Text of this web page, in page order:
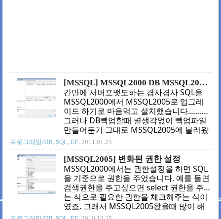
[MSSQL] MSSQL2000 DB MSSQL2005로 옴기기 (2008도 같은 방법으로)
간만에 서버포맷도하는 겸사겸사 SQL을
MSSQL2000에서 MSSQL2005로 업그레
이드 하기로 마음먹고 설치했습니다.......
그러나 DB빽업할때 별생각없이 빽업파일
만들어둔거 그대로 MSSQL2005에 불러왔
더니 인식을 못해서 다시 2000깔고 빽업파
일 풀어서 봤더니 여러DB중 하나만 빽업되
있다는 사실을 알고(어쩐지 용량이 작다했
다;;;) 경악을 금치못하고 하드복구프로그
램을 돌려 MSSQL2000폴더자체를 복구시
키는 헤프닝이 발생했습니다-_-; 2000과
2005를 4~5번은 설치했습니다-_-;;;; 어찌
됬건 복구해봅시다. 1. DB의 데이터가 들어
있는 폴더는 MSSQL2000은 설치폴더안에
프로그래밍/DB, SQL, EF 2011.01.25
[MSSQL2005] 변화된 권한 설정
MSSQL2000에서는 권한설정을 하면 SQL
을 기준으로 권한을 주었습니다. 예를 들면
검색권한을 주고싶으면 select 권한을 주
는 식으로 필요한 권한을 체크해주는 식이
였죠. 그래서 MSSQL2005왔을때 많이 해
맸습니다-_-;;; 어찌됫건 MSSQL2005와서